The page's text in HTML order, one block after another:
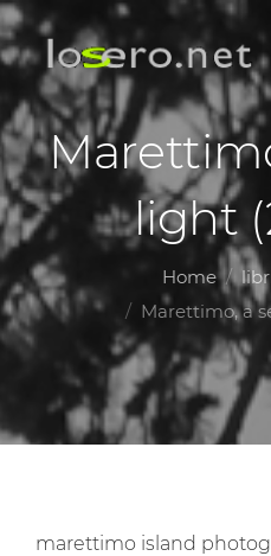
light
Home
Marettimo, a
marettimo island